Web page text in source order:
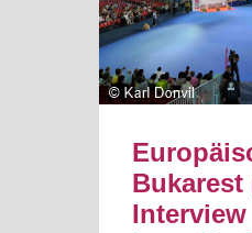
Bukarest